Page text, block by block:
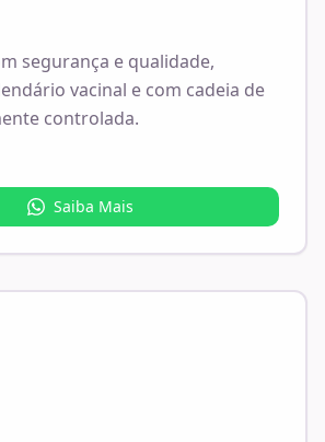
segurança e qualidade,
vacinal e com cadeia de
controlada.
Saiba Mais